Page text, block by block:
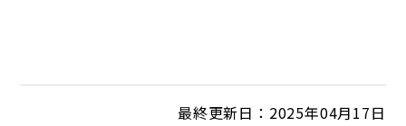
最終更新日：2025年04月17日